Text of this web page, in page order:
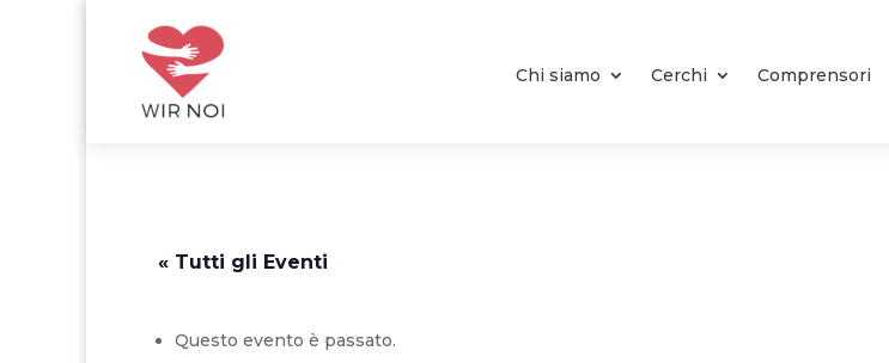
Chi siamo Cerchi Comprensori
« Tutti gli Eventi
Questo evento è passato.